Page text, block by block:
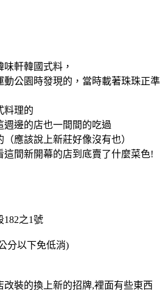
軒韓國式料，
動公園時發現的，當時載著珠珠正準
料理的
週邊的店也一間間的吃過
應該說上新莊好像沒有也）
這間新開幕的店到底賣了什麼菜色!
182之1號
分以下免低消)
改裝的換上新的招牌,裡面有些東西